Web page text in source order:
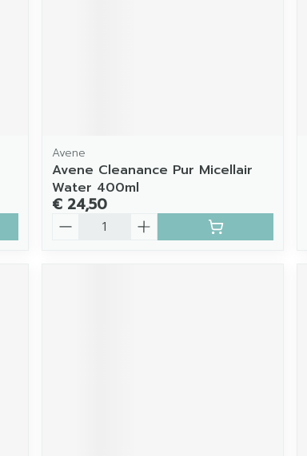
Avene
Avene Cleanance Pur Micellair
Water 400ml
€ 24,50